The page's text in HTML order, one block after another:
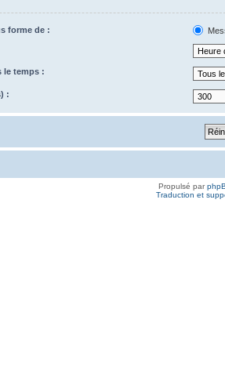
forme de :
le temps :
:
Propulsé par
Traduction et